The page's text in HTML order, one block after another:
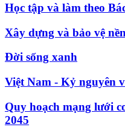
Học tập và làm theo
Xây dựng và bảo vệ
Đời sống xanh
Việt Nam - Kỷ nguyên
Quy hoạch mạng lưới
2045